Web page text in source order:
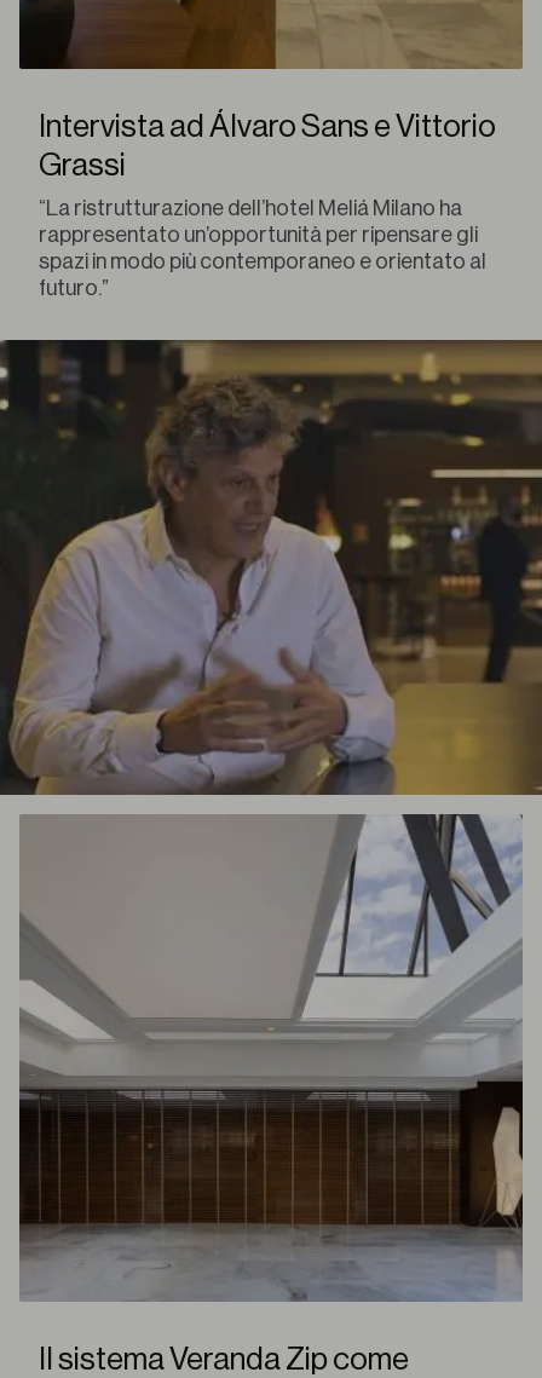
Intervista ad Álvaro Sans e Vittorio
Grassi
“La ristrutturazione dell’hotel Meliá Milano ha
rappresentato un’opportunità per ripensare gli
spazi in modo più contemporaneo e orientato al
futuro.”
Il sistema Veranda Zip come